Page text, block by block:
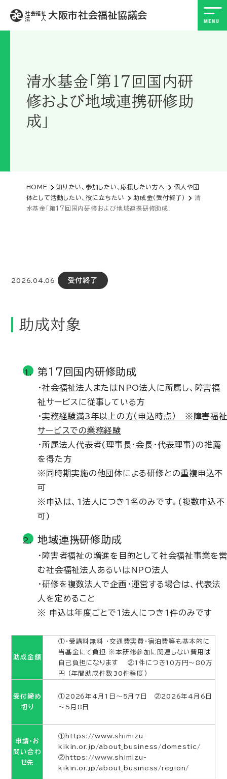
社会福祉
法 人
大阪市社会福祉協議会
清水基金「第１７回国内研
修および地域連携研修助
成」
HOME 知りたい、参加したい、応援したい方へ
個人や団
体として活動したい、役に立ちたい
助成金（受付終了）
清
水基金「第１７回国内研修および地域連携研修助成」
2026.04.06 受付終了
助成対象
第１７回国内研修助成
・社会福祉法人またはNPO法人に所属し、障害福
祉サービスに従事している方
・実務経験満3年以上の方（申込時点） ※障害福祉
サービスでの業務経験
・所属法人代表者(理事長・会長・代表理事)の推薦
を得た方
※同時期実施の他団体による研修との重複申込不
可
※申込は、1法人につき1名のみです。(複数申込不
可)
地域連携研修助成
・障害者福祉の増進を目的として社会福祉事業を営
む社会福祉法人あるいはNPO法人
・研修を複数法人で企画・運営する場合は、代表法
人を定めること
※ 申込は年度ごとで1法人につき1件のみです
助成金額
①・受講料無料 ・交通費実費・宿泊費等も基本的に
当基金にて負担 ※本研修参加に関連しない費用は
自己負担になります ②1件につき10万円～80万
円 （年間助成件数30件程度）
受付締め
切り
①2026年4月1日～5月7日 ②2026年4月6日
～5月8日
申請・お
問い合わ
せ先
①https://www.shimizu-
kikin.or.jp/about_business/domestic/
②https://www.shimizu-
kikin.or.jp/about_business/region/